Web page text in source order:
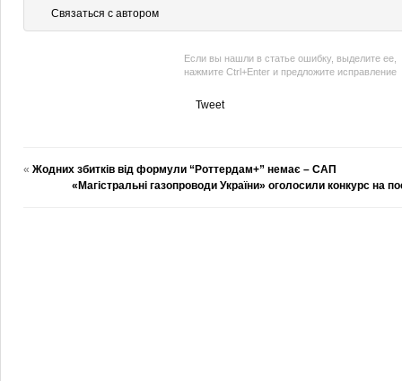
Связаться с автором
Если вы нашли в статье ошибку, выделите ее,
нажмите Ctrl+Enter и предложите исправление
Tweet
« Жодних збитків від формули “Роттердам+” немає – САП
«Магістральні газопроводи України» оголосили конкурс на